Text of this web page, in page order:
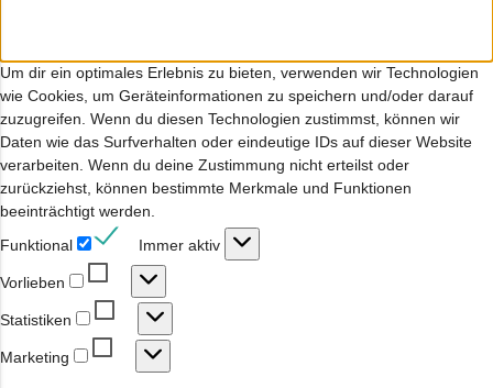
Um dir ein optimales Erlebnis zu bieten, verwenden wir Technologien
wie Cookies, um Geräteinformationen zu speichern und/oder darauf
zuzugreifen. Wenn du diesen Technologien zustimmst, können wir
Daten wie das Surfverhalten oder eindeutige IDs auf dieser Website
verarbeiten. Wenn du deine Zustimmung nicht erteilst oder
zurückziehst, können bestimmte Merkmale und Funktionen
beeinträchtigt werden.
Funktional
Immer aktiv
Vorlieben
Vorlieben
Statistiken
Statistiken
Marketing
Marketing